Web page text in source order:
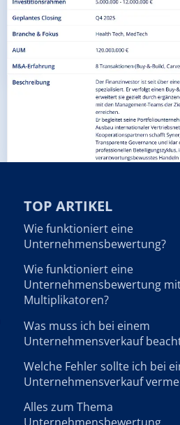
TOP ARTIKEL
Wie funktioniert eine
Unternehmensbewertung?
Wie funktioniert eine
Unternehmensbewertung
Multiplikatoren?
Was muss ich bei einem
Unternehmensverkauf
Welche Fehler sollte ich bei
Unternehmensverkauf
Alles zum Thema